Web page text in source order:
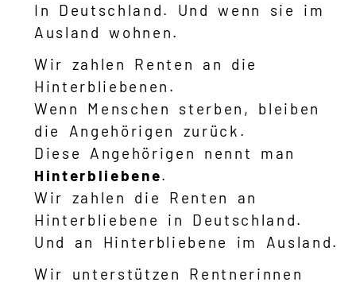
In Deutschland. Und wenn sie im
Ausland wohnen.
Wir zahlen Renten an die
Hinterbliebenen.
Wenn Menschen sterben, bleiben
die Angehörigen zurück.
Diese Angehörigen nennt man
Hinterbliebene.
Wir zahlen die Renten an
Hinterbliebene in Deutschland.
Und an Hinterbliebene im Ausland.
Wir unterstützen Rentnerinnen